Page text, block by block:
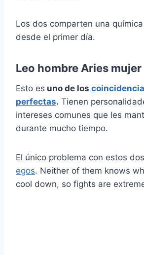
Los dos comparten una
desde el primer día.
Leo hombre Aries mujer
Esto es uno de los
perfectas. Tienen
intereses comunes que les
durante mucho tiempo.
El único problema con estos
egos. Neither of them knows
cool down, so fights are